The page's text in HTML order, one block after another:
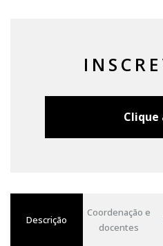
Clique
Descrição
Coordenação e
docentes